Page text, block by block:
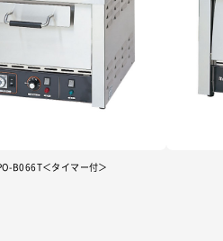
B066T＜タイマー付＞